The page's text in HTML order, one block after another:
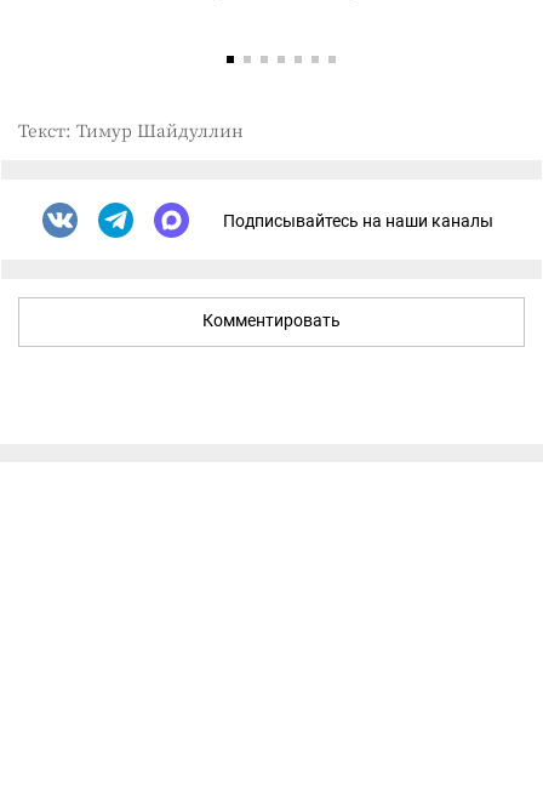
Текст: Тимур Шайдуллин
Подписывайтесь на наши каналы
Комментировать